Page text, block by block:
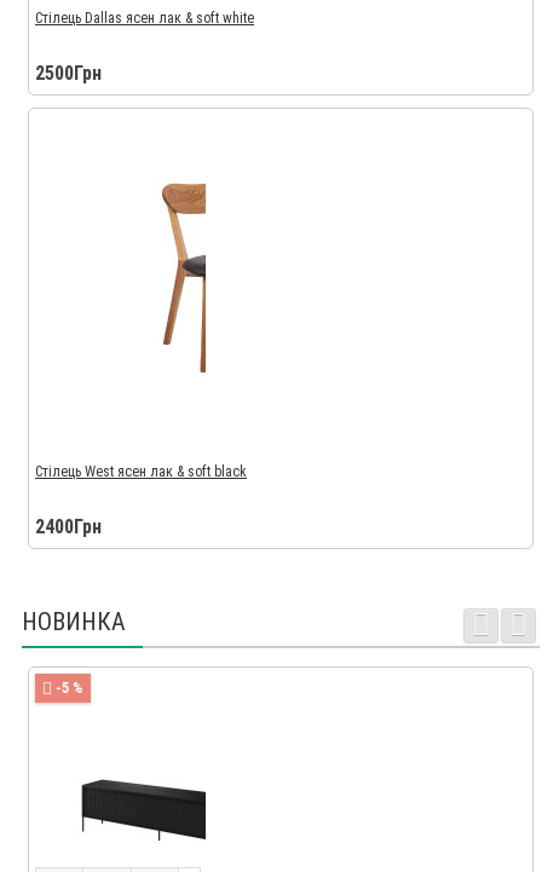
Стілець Dallas ясен лак & soft white
2500Грн
Стілець West ясен лак & soft black
2400Грн
НОВИНКА
-5 %